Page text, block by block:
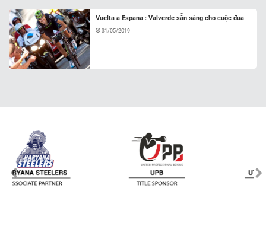
Vuelta a Espana : Valverde sẵn sàng cho cuộc đua
31/05/2019